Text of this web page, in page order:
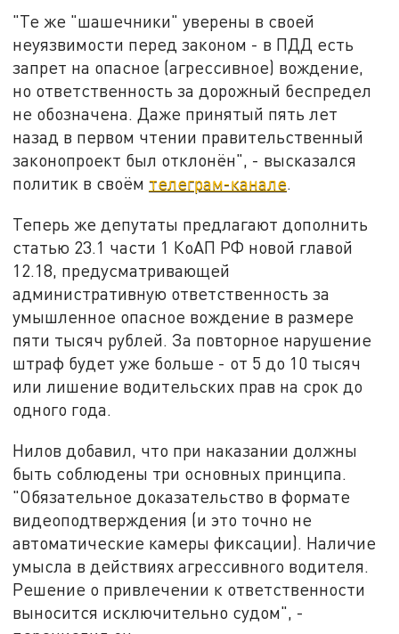
"Те же "шашечники" уверены в своей
неуязвимости перед законом - в ПДД есть
запрет на опасное (агрессивное) вождение,
но ответственность за дорожный беспредел
не обозначена. Даже принятый пять лет
назад в первом чтении правительственный
законопроект был отклонён", - высказался
политик в своём телеграм-канале.
Теперь же депутаты предлагают дополнить
статью 23.1 части 1 КоАП РФ новой главой
12.18, предусматривающей
административную ответственность за
умышленное опасное вождение в размере
пяти тысяч рублей. За повторное нарушение
штраф будет уже больше - от 5 до 10 тысяч
или лишение водительских прав на срок до
одного года.
Нилов добавил, что при наказании должны
быть соблюдены три основных принципа.
"Обязательное доказательство в формате
видеоподтверждения (и это точно не
автоматические камеры фиксации). Наличие
умысла в действиях агрессивного водителя.
Решение о привлечении к ответственности
выносится исключительно судом", -